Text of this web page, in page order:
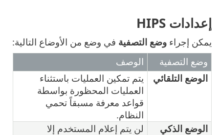
إعدادات HIPS
يمكن إجراء وضع التصفية في وضع من الأوضاع التالية:
وضع التصفية
الوصف
الوضع التلقائي
يتم تمكين العمليات باستثناء
العمليات المحظورة بواسطة
قواعد معرفة مسبقاً تحمي
النظام.
الوضع الذكي
لن يتم إعلام المستخدم إلا